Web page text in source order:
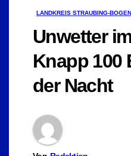
LANDKREIS STRAUBING-BOGEN
Unwetter
Knapp 100
der Nacht